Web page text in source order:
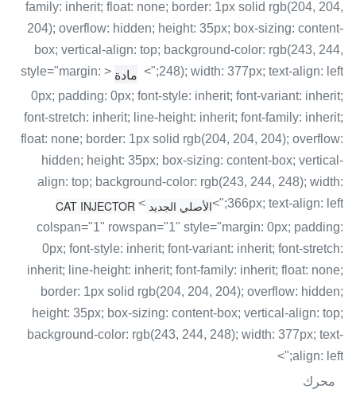
family: inherit; float: none; border: 1px solid rgb(204, 204,
204); overflow: hidden; height: 35px; box-sizing: content-
box; vertical-align: top; background-color: rgb(243, 244,
248); width: 377px; text-align: left;">
مادة
< style="margin:
0px; padding: 0px; font-style: inherit; font-variant: inherit;
font-stretch: inherit; line-height: inherit; font-family: inherit;
float: none; border: 1px solid rgb(204, 204, 204); overflow:
hidden; height: 35px; box-sizing: content-box; vertical-
align: top; background-color: rgb(243, 244, 248); width:
366px; text-align: left;">
الأصلي الجديد CAT INJECTOR <
colspan="1" rowspan="1" style="margin: 0px; padding:
0px; font-style: inherit; font-variant: inherit; font-stretch:
inherit; line-height: inherit; font-family: inherit; float: none;
border: 1px solid rgb(204, 204, 204); overflow: hidden;
height: 35px; box-sizing: content-box; vertical-align: top;
background-color: rgb(243, 244, 248); width: 377px; text-
align: left;">
محرك